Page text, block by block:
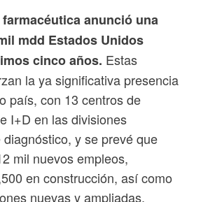
anunció una
mdd Estados Unidos
cinco años. Estas
la ya significativa presencia
país, con 13 centros de
I+D en las divisiones
y se prevé que
mil nuevos empleos,
en construcción, así como
nuevas y ampliadas.